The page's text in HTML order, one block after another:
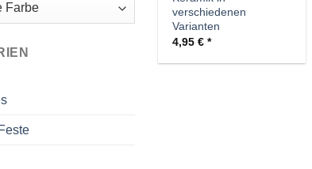
verschiedenen
Varianten
4,95 €